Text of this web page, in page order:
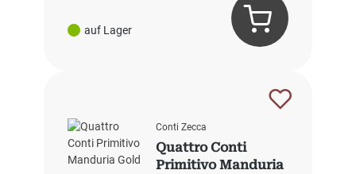
auf Lager
Conti Zecca
Quattro Conti
Primitivo Manduria